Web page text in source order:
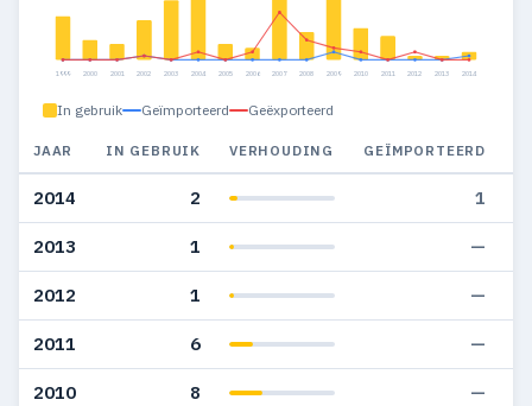
1999 2000 2001 2002 2003 2004 2005 2006 2007 2008 2009 2010 2011 2012 2013 2014
In gebruik Geïmporteerd Geëxporteerd
JAAR IN GEBRUIK VERHOUDING GEÏMPORTEERD
2014 2 1
2013 1 —
2012 1 —
2011 6 —
2010 8 —